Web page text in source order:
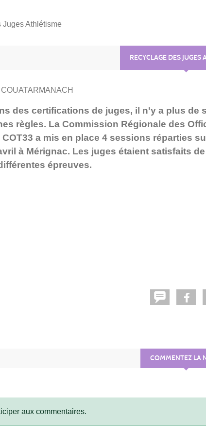
Juges Athlétisme
RECYCLAGE DES JUGES
des certifications de juges, il n'y a plus
règles. La Commission Régionale des
a mis en place 4 sessions réparties
à Mérignac. Les juges étaient satisfaits
épreuves.
COMMENTEZ LA
aux commentaires.